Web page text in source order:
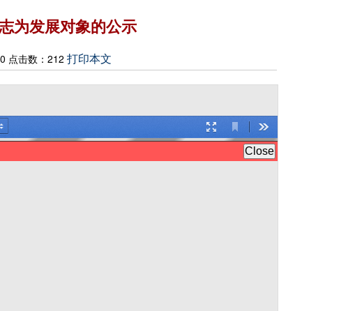
为发展对象的公示
点击数： 212 打印本文